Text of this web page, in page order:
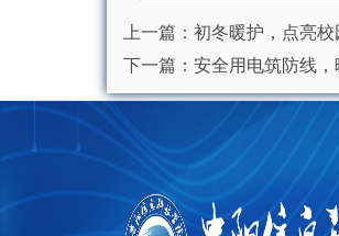
上一篇： 初冬暖护，点亮
下一篇： 安全用电筑防线